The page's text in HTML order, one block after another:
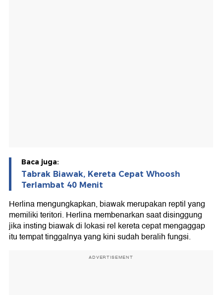
Baca juga:
Tabrak Biawak, Kereta Cepat Whoosh
Terlambat 40 Menit
Herlina mengungkapkan, biawak merupakan reptil yang
memiliki teritori. Herlina membenarkan saat disinggung
jika insting biawak di lokasi rel kereta cepat mengaggap
itu tempat tinggalnya yang kini sudah beralih fungsi.
ADVERTISEMENT